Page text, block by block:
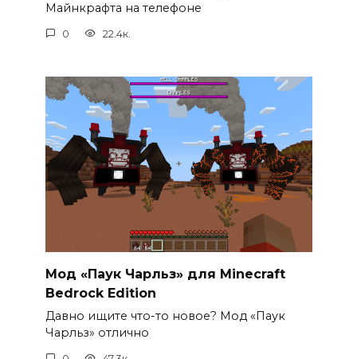
Майнкрафта на телефоне
0 22.4к.
Мод «Паук Чарльз» для Minecraft
Bedrock Edition
Давно ищите что-то новое? Мод «Паук
Чарльз» отлично